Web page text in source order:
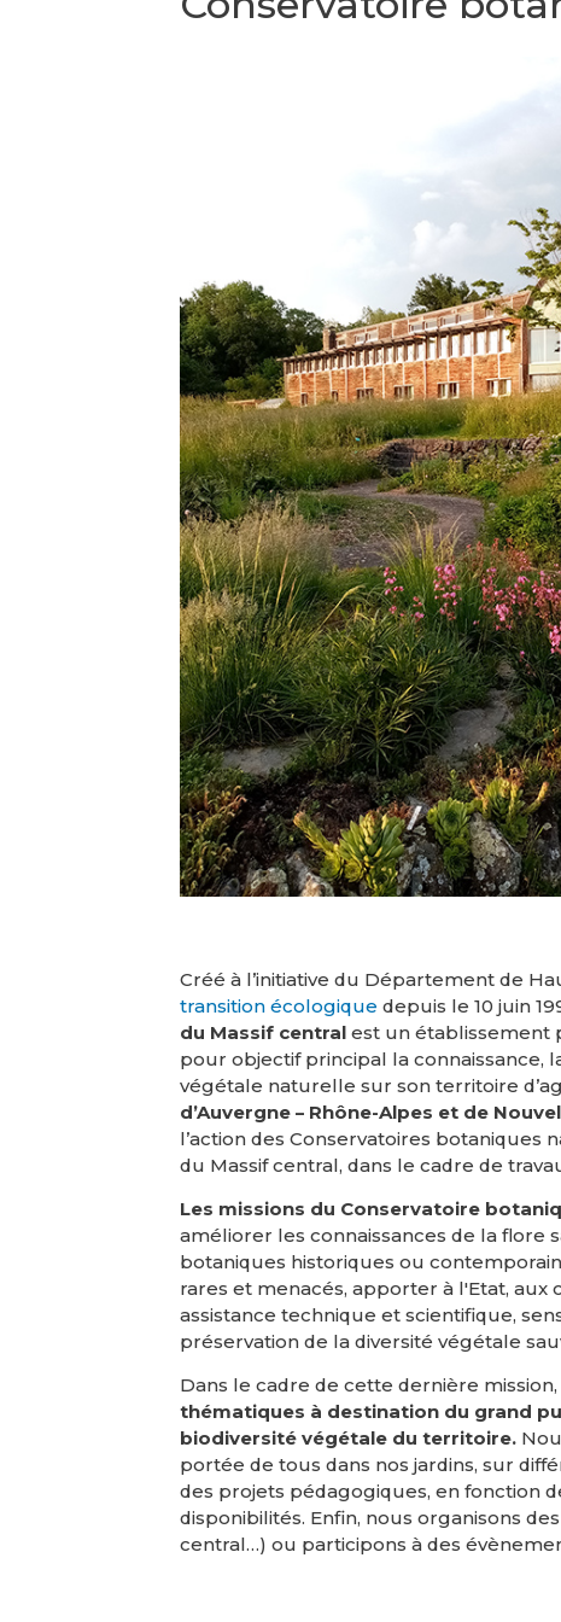
Créé à l’initiative du Département de
transition écologique depuis le 10 juin
du Massif central est un établissement
pour objectif principal la connaissance,
végétale naturelle sur son territoire
d’Auvergne – Rhône-Alpes et de
l’action des Conservatoires
du Massif central, dans le cadre de
Les missions du Conservatoire
améliorer les connaissances de la flore
botaniques historiques ou
rares et menacés, apporter à l'Etat,
assistance technique et scientifique,
préservation de la diversité végétale
Dans le cadre de cette dernière
thématiques à destination du grand
biodiversité végétale du territoire.
portée de tous dans nos jardins, sur
des projets pédagogiques, en fonction
disponibilités. Enfin, nous organisons
central…) ou participons à des